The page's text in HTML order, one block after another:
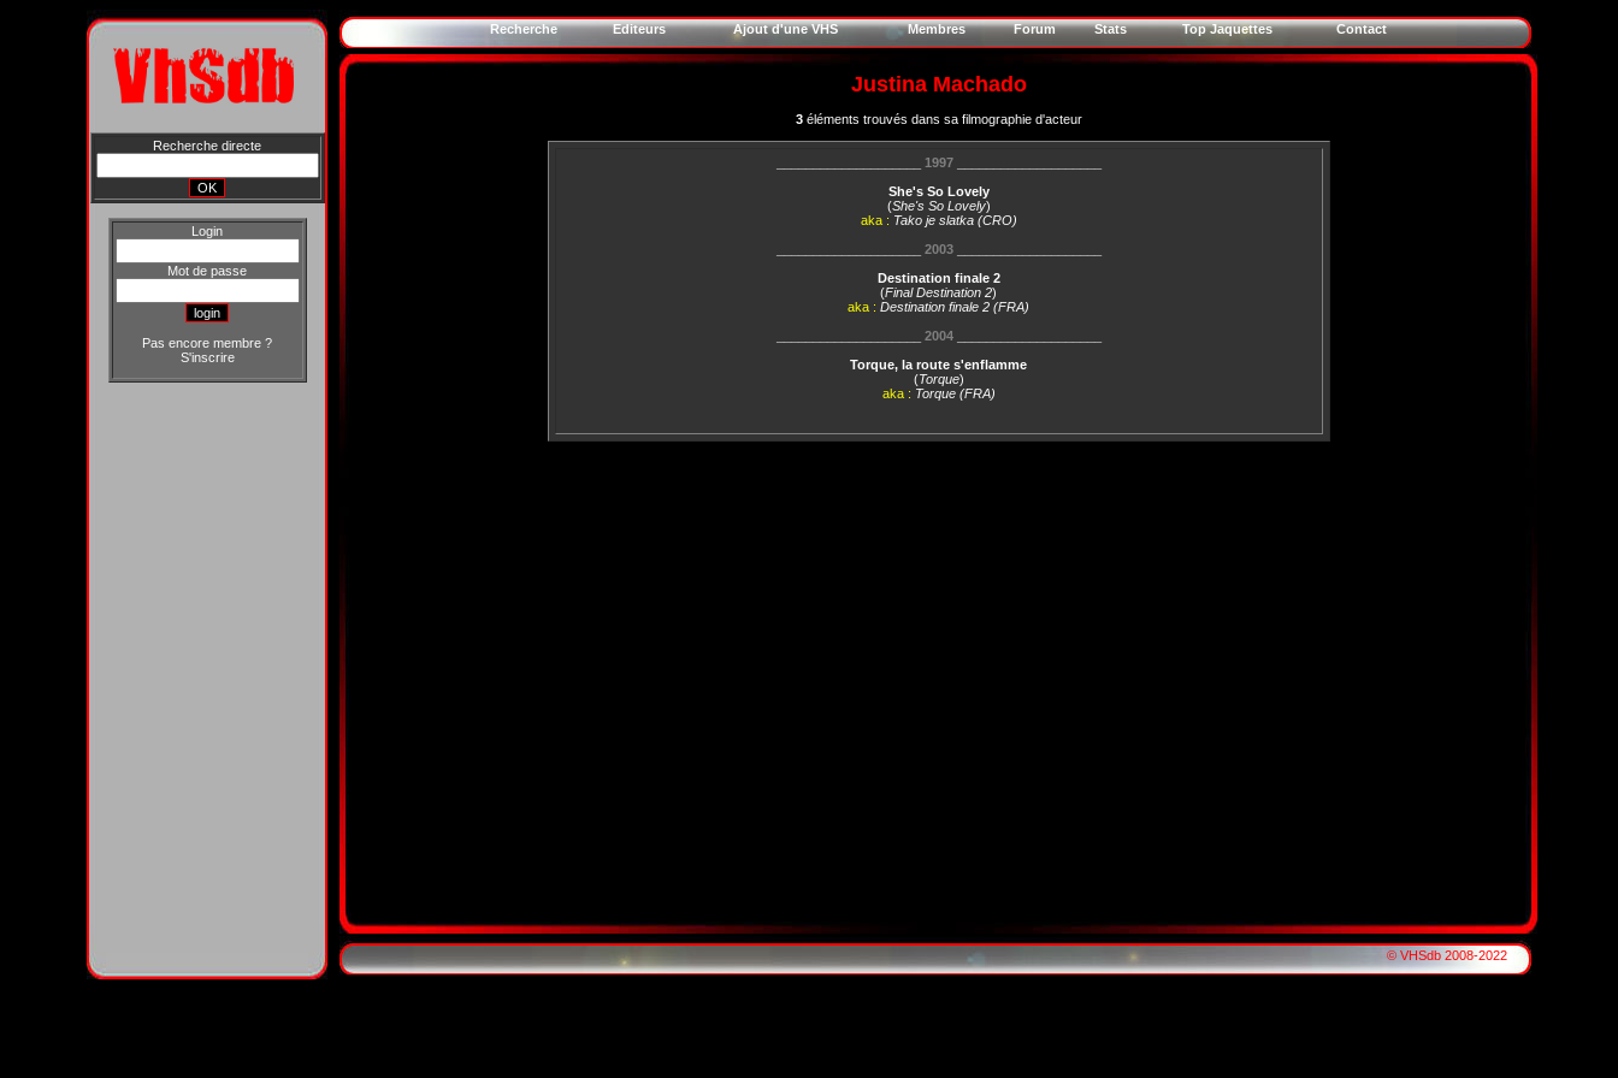
Recherche directe
Login
Mot de passe
Pas encore membre ?
S'inscrire
Recherche Editeurs Ajout d'une VHS Membres Forum Stats Top Jaquettes Contact
Justina Machado
3éléments trouvés dans sa filmographie d'acteur
1997____________________
She's So Lovely
(She's So Lovely)
aka : Tako je slatka (CRO)
2003____________________
Destination finale 2
(Final Destination 2)
aka : Destination finale 2 (FRA)
2004____________________
Torque, la route s'enflamme
(Torque)
aka : Torque (FRA)
© VHSdb 2008-2022